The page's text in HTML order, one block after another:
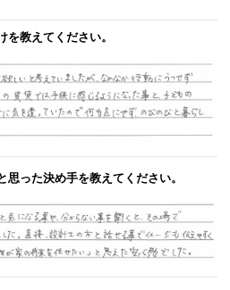
を教えてください。
思った決め手を教えてください。